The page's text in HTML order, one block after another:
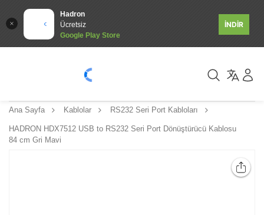
Hadron
Ücretsiz
Google Play Store
İNDİR
Ana Sayfa Kablolar RS232 Seri Port Kabloları
HADRON HDX7512 USB to RS232 Seri Port Dönüştürücü Kablosu
84 cm Gri Mavi